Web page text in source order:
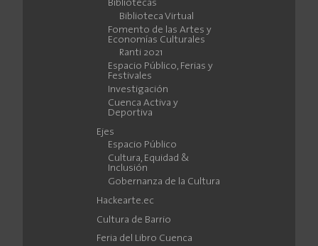
Bibliotecas
Biblioteca Virtual
Fomento de las Artes y
Economías Culturales
Ranti 2021
Espacio Público, Ferias y
Festivales
Investigación
Cuenca Activa y
Deportiva
Ejes
Espacio Público
Cultura, Equidad &
Inclusión
Gobernanza de la Cultura
Hackearte.ec
Cultura de Barrio
Feria del Libro Cuenca